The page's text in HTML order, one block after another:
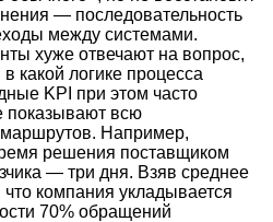
— последовательность
между системами.
хуже отвечают на вопрос,
какой логике процесса
KPI при этом часто
показывают всю
маршрутов. Например,
решения поставщиком
— три дня. Взяв среднее
компания укладывается
70% обращений